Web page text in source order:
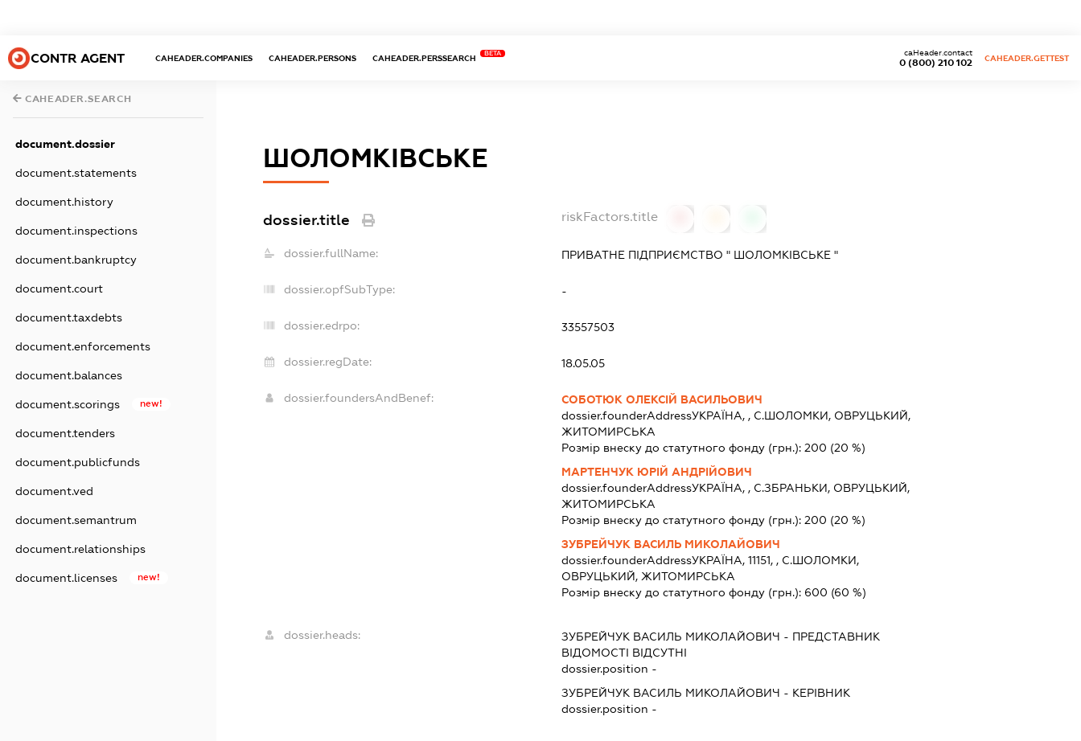
CONTR AGENT CAHEADER.COMPANIES CAHEADER.PERSONS CAHEADER.PERSSEARCH
BETA
0 (800) 210 102
caHeader.contact
CAHEADER.GETTEST
CAHEADER.SEARCH
document.dossier
document.statements
document.history
document.inspections
document.bankruptcy
document.court
document.taxdebts
document.enforcements
document.balances
document.scorings new!
document.tenders
document.publicfunds
document.ved
document.semantrum
document.relationships
document.licenses new!
ШОЛОМКІВСЬКЕ
dossier.title riskFactors.title
dossier.fullName: ПРИВАТНЕ ПІДПРИЄМСТВО " ШОЛОМКІВСЬКЕ "
dossier.opfSubType: -
dossier.edrpo: 33557503
dossier.regDate: 18.05.05
dossier.foundersAndBenef:
СОБОТЮК ОЛЕКСІЙ ВАСИЛЬОВИЧ
dossier.founderAddressУКРАЇНА, , С.ШОЛОМКИ, ОВРУЦЬКИЙ,
ЖИТОМИРСЬКА
Розмір внеску до статутного фонду (грн.): 200 (20 %)
МАРТЕНЧУК ЮРІЙ АНДРІЙОВИЧ
dossier.founderAddressУКРАЇНА, , С.ЗБРАНЬКИ, ОВРУЦЬКИЙ,
ЖИТОМИРСЬКА
Розмір внеску до статутного фонду (грн.): 200 (20 %)
ЗУБРЕЙЧУК ВАСИЛЬ МИКОЛАЙОВИЧ
dossier.founderAddressУКРАЇНА, 11151, , С.ШОЛОМКИ,
ОВРУЦЬКИЙ, ЖИТОМИРСЬКА
Розмір внеску до статутного фонду (грн.): 600 (60 %)
dossier.heads: ЗУБРЕЙЧУК ВАСИЛЬ МИКОЛАЙОВИЧ - ПРЕДСТАВНИК
ВІДОМОСТІ ВІДСУТНІ
dossier.position -
ЗУБРЕЙЧУК ВАСИЛЬ МИКОЛАЙОВИЧ - КЕРІВНИК
dossier.position -